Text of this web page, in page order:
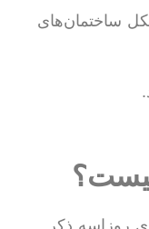
ساختمان‌های
روزاسه ذکر